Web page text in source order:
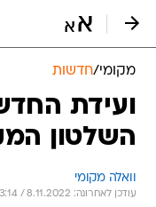
מקומי/חדשות
ועידת
השלטון
וואלה מקומי
עודכן לאחרונה: 8.11.2022 / 13:14